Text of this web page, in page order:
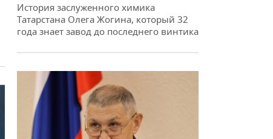
История заслуженного химика
Татарстана Олега Жогина, который 32
года знает завод до последнего винтика